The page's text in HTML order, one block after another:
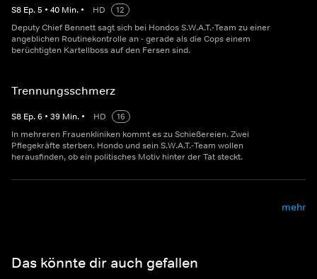
S8 Ep.5 • 40 Min. • HD
12
Deputy Chief Bennett sagt sich bei Hondos S.W.A.T.-Team zu einer
angeblichen Routinekontrolle an - gerade als die Cops einem
berüchtigten Kartellboss auf den Fersen sind.
Trennungsschmerz
S8 Ep.6 • 39 Min. • HD
16
In mehreren Frauenkliniken kommt es zu Schießereien. Zwei
Pflegekräfte sterben. Hondo und sein S.W.A.T.-Team wollen
herausfinden, ob ein politisches Motiv hinter der Tat steckt.
mehr
Das könnte dir auch gefallen